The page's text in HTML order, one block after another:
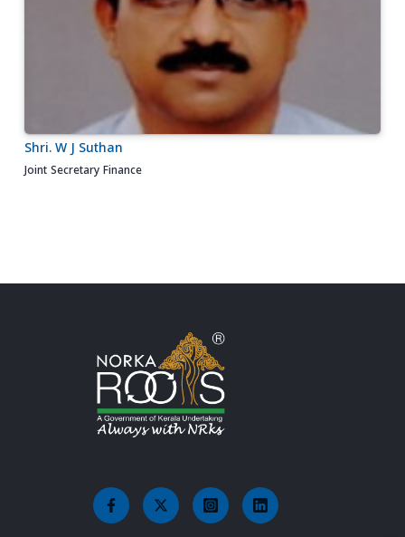
Shri. W J Suthan
Joint Secretary Finance